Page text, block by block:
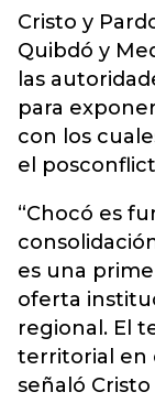
Cristo y
Quibdó y
las
para
con los
el
“Chocó es
es una
oferta
regional. El
territorial en
señaló